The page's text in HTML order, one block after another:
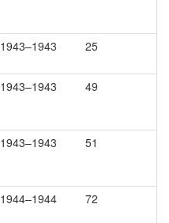
1943–1943 25
1943–1943 49
1943–1943 51
1944–1944 72